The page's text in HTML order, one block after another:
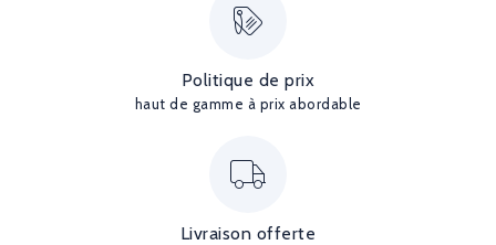
Politique de prix
haut de gamme à prix abordable
Livraison offerte